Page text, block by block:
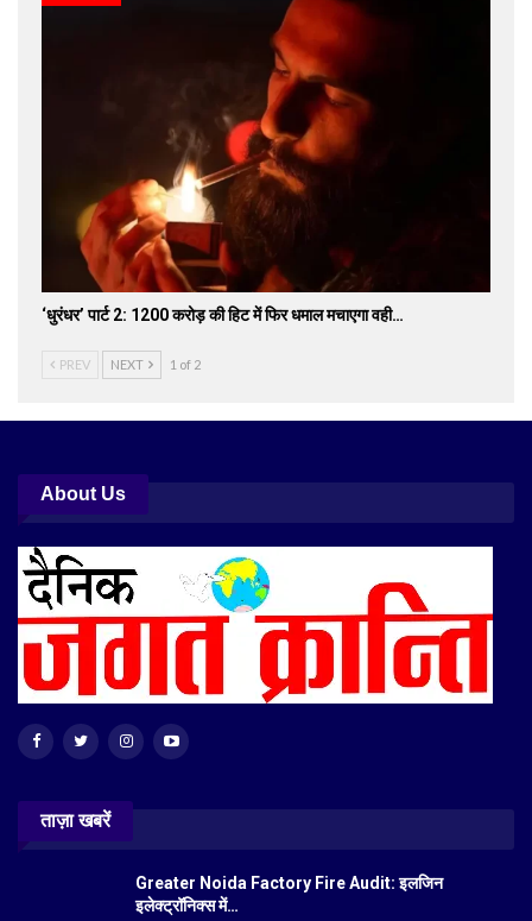
‘धुरंधर’ पार्ट 2: 1200 करोड़ की हिट में फिर धमाल मचाएगा वही…
PREV NEXT 1 of 2
About Us
ताज़ा खबरें
Greater Noida Factory Fire Audit: इलजिन
इलेक्ट्रॉनिक्स में…